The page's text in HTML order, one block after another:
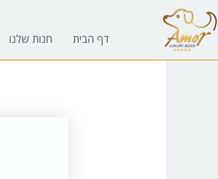
דף הבית חנות שלנו